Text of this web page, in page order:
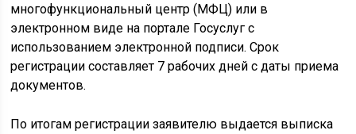
многофункциональный центр (МФЦ) или в
электронном виде на портале Госуслуг с
использованием электронной подписи. Срок
регистрации составляет 7 рабочих дней с даты приема
документов.
По итогам регистрации заявителю выдается выписка